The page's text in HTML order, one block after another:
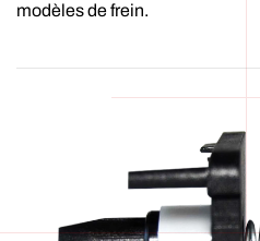
modèles de frein.